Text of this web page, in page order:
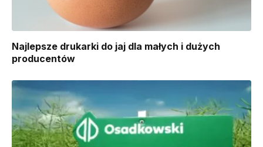
Najlepsze drukarki do jaj dla małych i dużych
producentów